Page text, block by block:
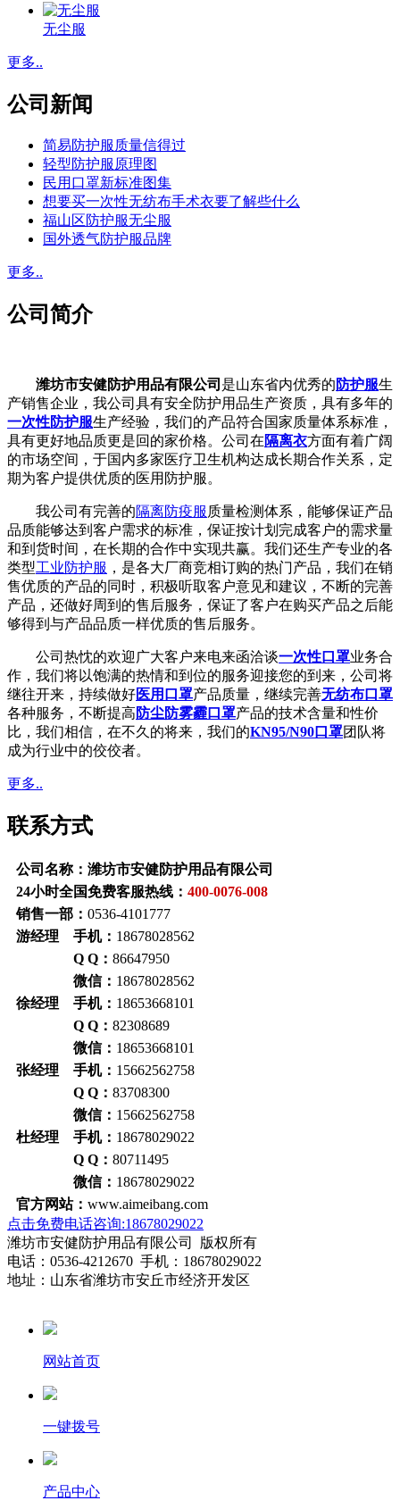
无尘服
更多..
公司新闻
简易防护服质量信得过
轻型防护服原理图
民用口罩新标准图集
想要买一次性无纺布手术衣要了解些什么
福山区防护服无尘服
国外透气防护服品牌
更多..
公司简介
潍坊市安健防护用品有限公司 是山东省内优秀的 防护服生
产销售企业，我公司具有安全防护用品生产资质，具有多年的
一次性防护服生产经验，我们的产品符合国家质量体系标准，
具有更好地品质更是回的家价格。公司在隔离衣方面有着广阔
的市场空间，于国内多家医疗卫生机构达成长期合作关系，定
期为客户提供优质的医用防护服。
我公司有完善的隔离防疫服 质量检测体系，能够保证产品
品质能够达到客户需求的标准，保证按计划完成客户的需求量
和到货时间，在长期的合作中实现共赢。我们还生产专业的各
类型工业防护服 ，是各大厂商竞相订购的热门产品，我们在销
售优质的产品的同时，积极听取客户意见和建议，不断的完善
产品，还做好周到的售后服务，保证了客户在购买产品之后能
够得到与产品品质一样优质的售后服务。
公司热忱的欢迎广大客户来电来函洽谈一次性口罩业务合
作，我们将以饱满的热情和到位的服务迎接您的到来，公司将
继往开来，持续做好医用口罩产品质量，继续完善无纺布口罩
各种服务，不断提高 防尘防雾霾口罩产品的技术含量和性价
比，我们相信，在不久的将来，我们的KN95/N90口罩团队将
成为行业中的佼佼者。
更多..
联系方式
公司名称：潍坊市安健防护用品有限公司
24小时全国免费客服热线： 400-0076-008
销售一部： 0536-4101777
游经理 手机： 18678028562
Q Q： 86647950
微信： 18678028562
徐经理 手机： 18653668101
Q Q： 82308689
微信： 18653668101
张经理 手机： 15662562758
Q Q： 83708300
微信： 15662562758
杜经理 手机： 18678029022
Q Q： 80711495
微信： 18678029022
官方网站： www.aimeibang.com
点击免费电话咨询:18678029022
潍坊市安健防护用品有限公司 版权所有
电话：0536-4212670 手机：18678029022
地址：山东省潍坊市安丘市经济开发区
网站首页
一键拨号
产品中心